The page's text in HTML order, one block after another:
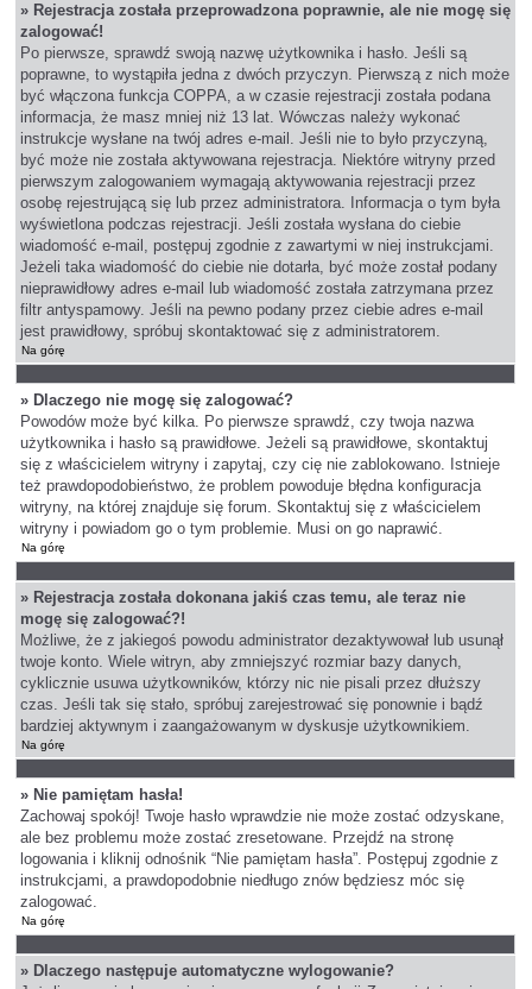
» Rejestracja została przeprowadzona poprawnie, ale nie mogę się
zalogować!
Po pierwsze, sprawdź swoją nazwę użytkownika i hasło. Jeśli są
poprawne, to wystąpiła jedna z dwóch przyczyn. Pierwszą z nich może
być włączona funkcja COPPA, a w czasie rejestracji została podana
informacja, że masz mniej niż 13 lat. Wówczas należy wykonać
instrukcje wysłane na twój adres e-mail. Jeśli nie to było przyczyną,
być może nie została aktywowana rejestracja. Niektóre witryny przed
pierwszym zalogowaniem wymagają aktywowania rejestracji przez
osobę rejestrującą się lub przez administratora. Informacja o tym była
wyświetlona podczas rejestracji. Jeśli została wysłana do ciebie
wiadomość e-mail, postępuj zgodnie z zawartymi w niej instrukcjami.
Jeżeli taka wiadomość do ciebie nie dotarła, być może został podany
nieprawidłowy adres e-mail lub wiadomość została zatrzymana przez
filtr antyspamowy. Jeśli na pewno podany przez ciebie adres e-mail
jest prawidłowy, spróbuj skontaktować się z administratorem.
Na górę
» Dlaczego nie mogę się zalogować?
Powodów może być kilka. Po pierwsze sprawdź, czy twoja nazwa
użytkownika i hasło są prawidłowe. Jeżeli są prawidłowe, skontaktuj
się z właścicielem witryny i zapytaj, czy cię nie zablokowano. Istnieje
też prawdopodobieństwo, że problem powoduje błędna konfiguracja
witryny, na której znajduje się forum. Skontaktuj się z właścicielem
witryny i powiadom go o tym problemie. Musi on go naprawić.
Na górę
» Rejestracja została dokonana jakiś czas temu, ale teraz nie
mogę się zalogować?!
Możliwe, że z jakiegoś powodu administrator dezaktywował lub usunął
twoje konto. Wiele witryn, aby zmniejszyć rozmiar bazy danych,
cyklicznie usuwa użytkowników, którzy nic nie pisali przez dłuższy
czas. Jeśli tak się stało, spróbuj zarejestrować się ponownie i bądź
bardziej aktywnym i zaangażowanym w dyskusje użytkownikiem.
Na górę
» Nie pamiętam hasła!
Zachowaj spokój! Twoje hasło wprawdzie nie może zostać odzyskane,
ale bez problemu może zostać zresetowane. Przejdź na stronę
logowania i kliknij odnośnik “Nie pamiętam hasła”. Postępuj zgodnie z
instrukcjami, a prawdopodobnie niedługo znów będziesz móc się
zalogować.
Na górę
» Dlaczego następuje automatyczne wylogowanie?